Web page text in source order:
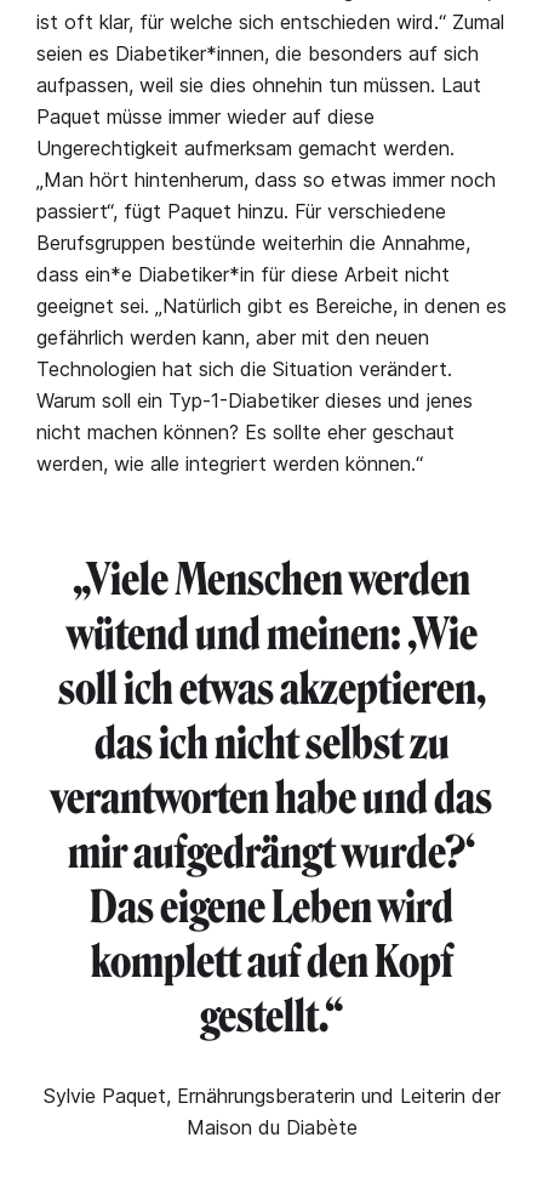
ist oft klar, für welche sich entschieden wird.“ Zumal
seien es Diabetiker*innen, die besonders auf sich
aufpassen, weil sie dies ohnehin tun müssen. Laut
Paquet müsse immer wieder auf diese
Ungerechtigkeit aufmerksam gemacht werden.
„Man hört hintenherum, dass so etwas immer noch
passiert“, fügt Paquet hinzu. Für verschiedene
Berufsgruppen bestünde weiterhin die Annahme,
dass ein*e Diabetiker*in für diese Arbeit nicht
geeignet sei. „Natürlich gibt es Bereiche, in denen es
gefährlich werden kann, aber mit den neuen
Technologien hat sich die Situation verändert.
Warum soll ein Typ-1-Diabetiker dieses und jenes
nicht machen können? Es sollte eher geschaut
werden, wie alle integriert werden können.“
„Viele Menschen werden
wütend und meinen: ‚Wie
soll ich etwas akzeptieren,
das ich nicht selbst zu
verantworten habe und das
mir aufgedrängt wurde?‘
Das eigene Leben wird
komplett auf den Kopf
gestellt.“
Sylvie Paquet, Ernährungsberaterin und Leiterin der
Maison du Diabète